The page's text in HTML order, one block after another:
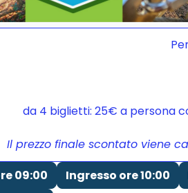
da 4 biglietti: 25€ a persona
Il prezzo finale scontato viene
09:00
Ingresso ore 10:00